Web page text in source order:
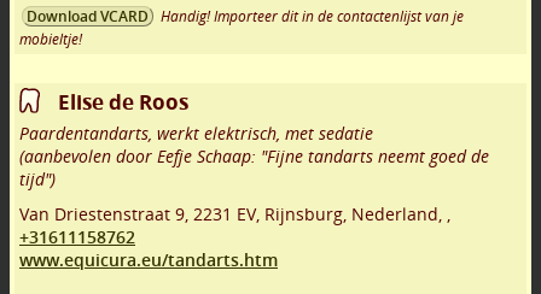
Download VCARD
Handig! Importeer dit in de contactenlijst van je
mobieltje!
Elise de Roos
Paardentandarts, werkt elektrisch, met sedatie
(aanbevolen door Eefje Schaap: "Fijne tandarts neemt goed de
tijd")
Van Driestenstraat 9 2231 EV, Rijnsburg Nederland,
+31611158762
www.equicura.eu/tandarts.htm